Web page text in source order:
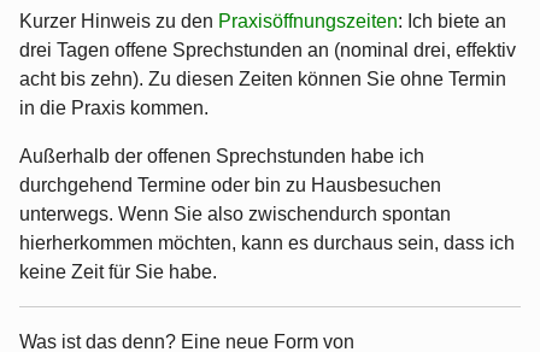
Kurzer Hinweis zu den Praxisöffnungszeiten: Ich biete an
drei Tagen offene Sprechstunden an (nominal drei, effektiv
acht bis zehn). Zu diesen Zeiten können Sie ohne Termin
in die Praxis kommen.
Außerhalb der offenen Sprechstunden habe ich
durchgehend Termine oder bin zu Hausbesuchen
unterwegs. Wenn Sie also zwischendurch spontan
hierherkommen möchten, kann es durchaus sein, dass ich
keine Zeit für Sie habe.
Was ist das denn? Eine neue Form von